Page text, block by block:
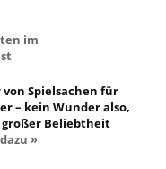
im
Spielsachen für
– kein Wunder also,
großer Beliebtheit
»